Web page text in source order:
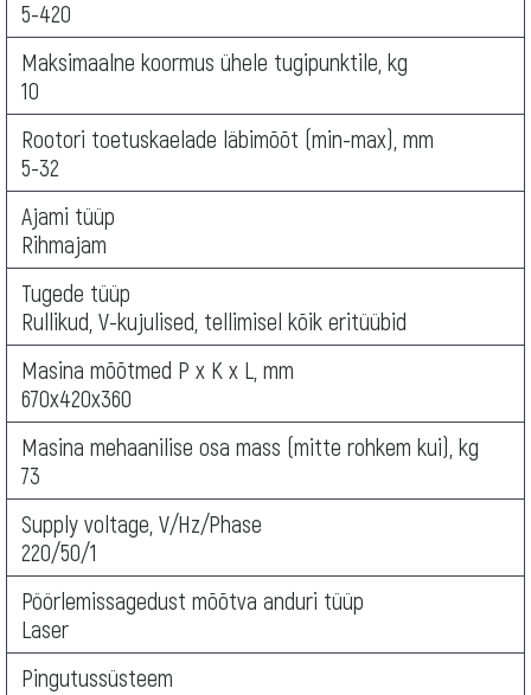
5-420
Maksimaalne koormus ühele tugipunktile, kg
10
Rootori toetuskaelade läbimõõt (min-max), mm
5-32
Ajami tüüp
Rihmajam
Tugede tüüp
Rullikud, V-kujulised, tellimisel kõik eritüübid
Masina mõõtmed P x K x L, mm
670х420х360
Masina mehaanilise osa mass (mitte rohkem kui), kg
73
Supply voltage, V/Hz/Phase
220/50/1
Pöörlemissagedust mõõtva anduri tüüp
Laser
Pingutussüsteem